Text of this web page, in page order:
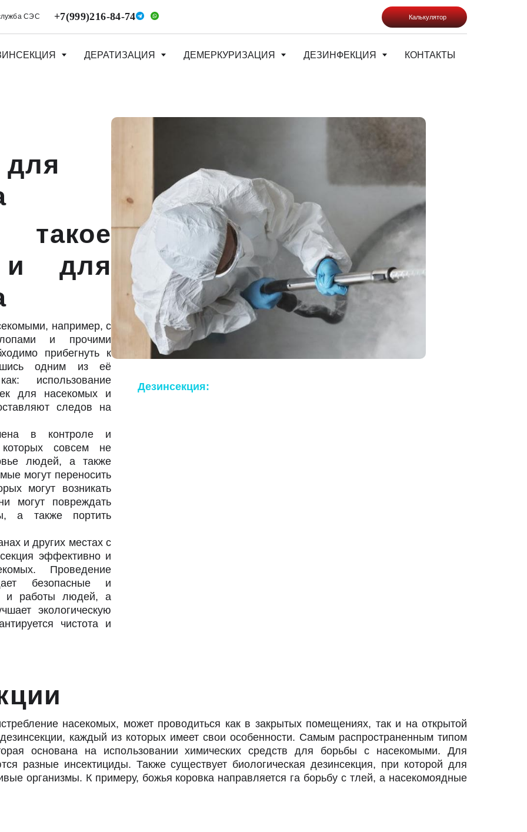
СЭС +7(999)216-84-74 Калькулятор
ДЕРАТИЗАЦИЯ ДЕМЕРКУРИЗАЦИЯ ДЕЗИНФЕКЦИЯ КОНТАКТЫ
для
и для
например, с
и прочими
прибегнуть к
одним из её
использование
для насекомых и
следов на
в контроле и
совсем не
людей, а также
могут переносить
могут возникать
могут повреждать
а также портить
и других местах с
эффективно и
Проведение
безопасные и
и работы людей, а
экологическую
чистота и
Дезинсекция:
насекомых, может проводиться как в закрытых помещениях, так и на открытой
каждый из которых имеет свои особенности. Самым распространенным типом
основана на использовании химических средств для борьбы с насекомыми. Для
разные инсектициды. Также существует биологическая дезинсекция, при которой для
организмы. К примеру, божья коровка направляется га борьбу с тлей, а насекомоядные